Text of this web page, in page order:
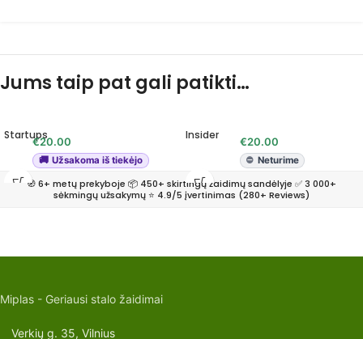
Jums taip pat gali patikti…
Startups
€20.00
Užsakoma iš tiekėjo
Insider €20.00
Neturime
🧭 6+ metų prekyboje 📦 450+ skirtingų žaidimų sandėlyje ✅ 3 000+
sėkmingų užsakymų ⭐ 4.9/5 įvertinimas (280+ Reviews)
Miplas - Geriausi stalo žaidimai
Verkių g. 35, Vilnius